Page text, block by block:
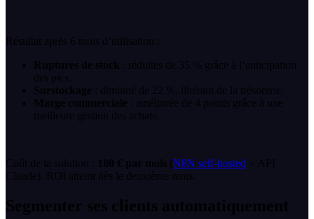
Résultat après 6 mois d’utilisation :
Ruptures de stock
: réduites de 35 % grâce à l’anticipation
des pics.
Surstockage : diminué de 22 %, libérant de la trésorerie.
Marge commerciale : améliorée de 4 points grâce à une
meilleure gestion des achats.
Coût de la solution : 180 € par mois (N8N self-hosted + API
Claude). ROI atteint dès le deuxième mois.
Segmenter ses clients automatiquement